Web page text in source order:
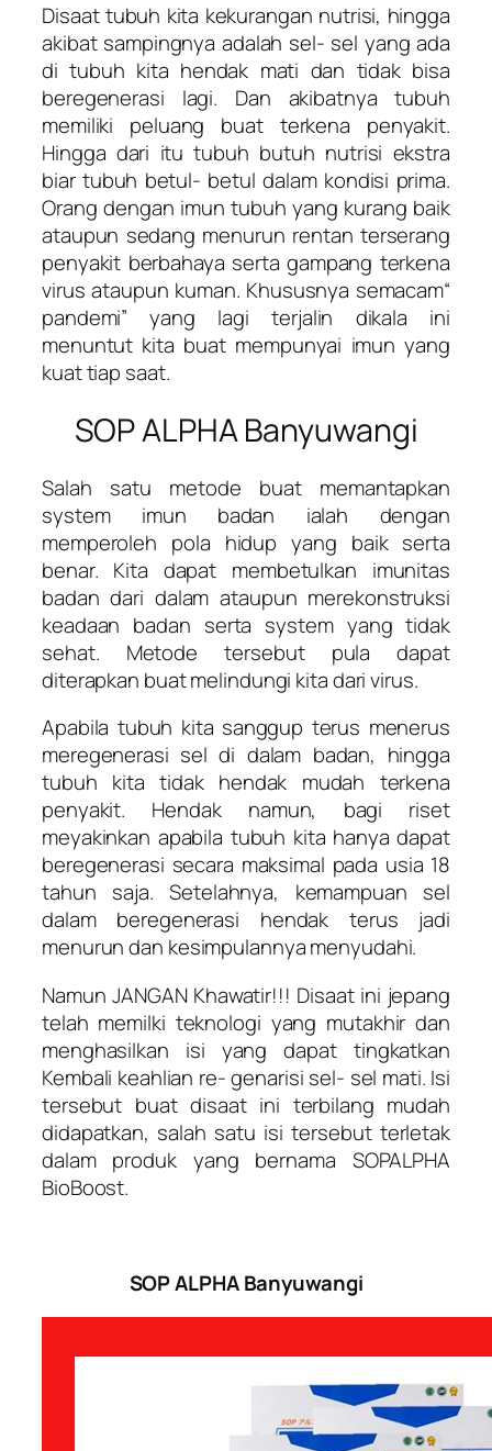
Disaat tubuh kita kekurangan nutrisi, hingga
akibat sampingnya adalah sel- sel yang ada
di tubuh kita hendak mati dan tidak bisa
beregenerasi lagi. Dan akibatnya tubuh
memiliki peluang buat terkena penyakit.
Hingga dari itu tubuh butuh nutrisi ekstra
biar tubuh betul- betul dalam kondisi prima.
Orang dengan imun tubuh yang kurang baik
ataupun sedang menurun rentan terserang
penyakit berbahaya serta gampang terkena
virus ataupun kuman. Khususnya semacam“
pandemi” yang lagi terjalin dikala ini
menuntut kita buat mempunyai imun yang
kuat tiap saat.
SOP ALPHA Banyuwangi
Salah satu metode buat memantapkan
system imun badan ialah dengan
memperoleh pola hidup yang baik serta
benar. Kita dapat membetulkan imunitas
badan dari dalam ataupun merekonstruksi
keadaan badan serta system yang tidak
sehat. Metode tersebut pula dapat
diterapkan buat melindungi kita dari virus.
Apabila tubuh kita sanggup terus menerus
meregenerasi sel di dalam badan, hingga
tubuh kita tidak hendak mudah terkena
penyakit. Hendak namun, bagi riset
meyakinkan apabila tubuh kita hanya dapat
beregenerasi secara maksimal pada usia 18
tahun saja. Setelahnya, kemampuan sel
dalam beregenerasi hendak terus jadi
menurun dan kesimpulannya menyudahi.
Namun JANGAN Khawatir!!! Disaat ini jepang
telah memilki teknologi yang mutakhir dan
menghasilkan isi yang dapat tingkatkan
Kembali keahlian re- genarisi sel- sel mati. Isi
tersebut buat disaat ini terbilang mudah
didapatkan, salah satu isi tersebut terletak
dalam produk yang bernama SOPALPHA
BioBoost.
SOP ALPHA Banyuwangi